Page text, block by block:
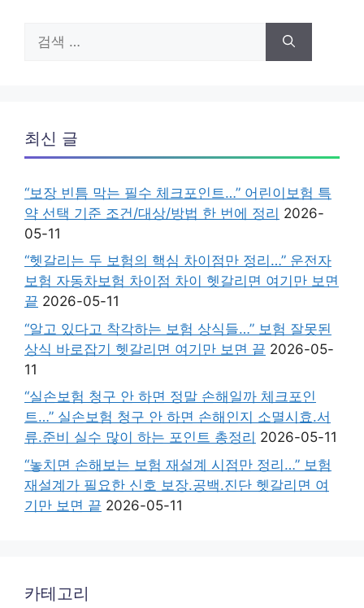
색:
최신 글
“보장 빈틈 막는 필수 체크포인트…” 어린이보험 특
약 선택 기준 조건/대상/방법 한 번에 정리 2026-
05-11
“헷갈리는 두 보험의 핵심 차이점만 정리…” 운전자
보험 자동차보험 차이점 차이 헷갈리면 여기만 보면
끝 2026-05-11
“알고 있다고 착각하는 보험 상식들…” 보험 잘못된
상식 바로잡기 헷갈리면 여기만 보면 끝 2026-05-
11
“실손보험 청구 안 하면 정말 손해일까 체크포인
트…” 실손보험 청구 안 하면 손해인지 소멸시효.서
류.준비 실수 많이 하는 포인트 총정리 2026-05-11
“놓치면 손해보는 보험 재설계 시점만 정리…” 보험
재설계가 필요한 신호 보장.공백.진단 헷갈리면 여
기만 보면 끝 2026-05-11
카테고리